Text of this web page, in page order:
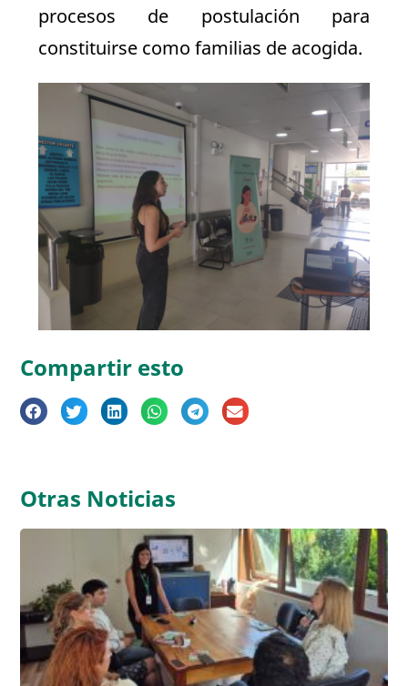
procesos de postulación para
constituirse como familias de acogida.
Compartir esto
Otras Noticias